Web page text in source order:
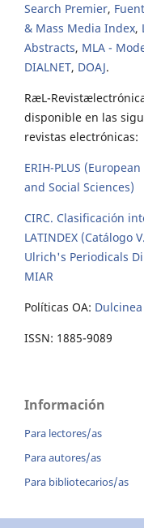
Search Premier,
& Mass Media Index,
Abstracts, MLA -
DIALNET, DOAJ.
RæL-
disponible en las
revistas electrónicas:
ERIH-PLUS
and Social Sciences)
CIRC. Clasificación
LATINDEX (Catálogo
Ulrich's Periodicals
MIAR
Políticas OA:
ISSN: 1885-9089
Información
Para lectores/as
Para autores/as
Para bibliotecarios/as